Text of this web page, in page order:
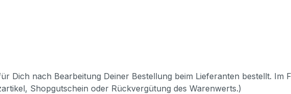
Dich nach Bearbeitung Deiner Bestellung beim Lieferanten bestellt.
Shopgutschein oder Rückvergütung des Warenwerts.)